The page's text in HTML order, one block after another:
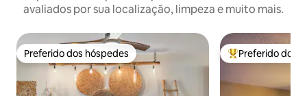
avaliados por sua localização, limpeza e muito mais.
Preferido dos hóspedes
Preferido dos hóspedes Entre os
Preferido dos